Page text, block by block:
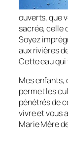
ouverts, que
sacrée, celle
Soyez
aux rivières
Cette eau qui
Mes enfants,
permet les
pénétrés de
vivre et vous
Marie Mère